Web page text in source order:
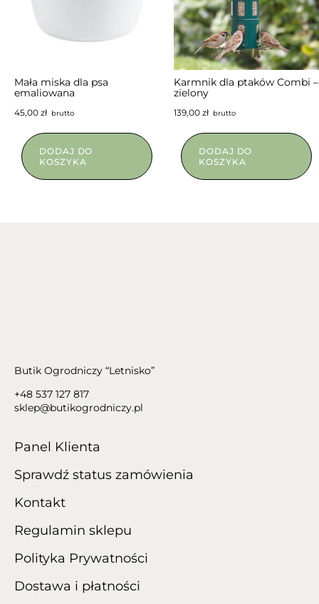
Mała miska dla psa
emaliowana
45,00 złbrutto
DODAJ DO
KOSZYKA
NIEDOSTĘPNY
Karmnik dla ptaków Combi –
zielony
139,00 złbrutto
DODAJ DO
KOSZYKA
Butik Ogrodniczy “Letnisko”
+48 537 127 817
sklep@butikogrodniczy.pl
Panel Klienta
Sprawdź status zamówienia
Kontakt
Regulamin sklepu
Polityka Prywatności
Dostawa i płatności